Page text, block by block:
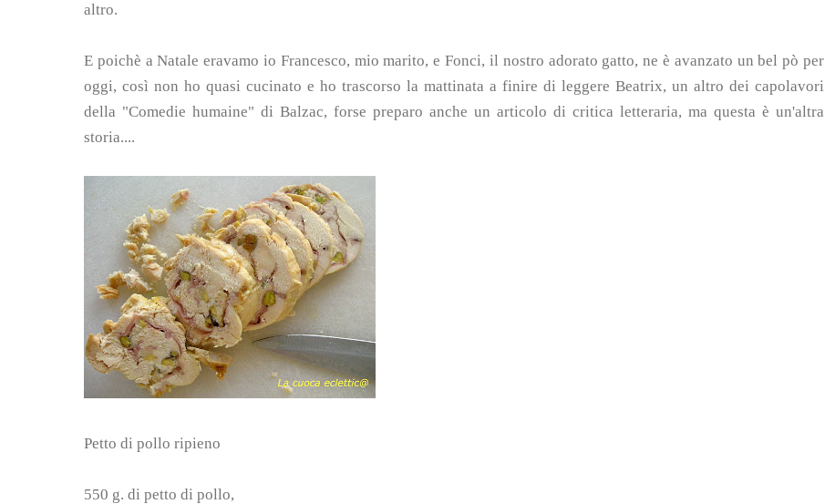
altro.
E poichè a Natale eravamo io Francesco, mio marito, e Fonci, il nostro adorato gatto, ne è avanzato un bel pò per
oggi, così non ho quasi cucinato e ho trascorso la mattinata a finire di leggere Beatrix, un altro dei capolavori
della "Comedie humaine" di Balzac, forse preparo anche un articolo di critica letteraria, ma questa è un'altra
storia....
Petto di pollo ripieno
550 g. di petto di pollo,